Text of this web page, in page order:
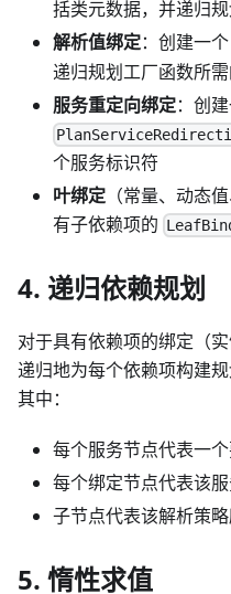
括类元数据，并递归
解析值绑定：创建一个
递归规划工厂函数所
服务重定向绑定：创
个服务标识符
叶绑定 （常量、动态
有子依赖项的
4. 递归依赖规划
对于具有依赖项的绑定（
递归地为每个依赖项构建
其中：
每个服务节点代表一
每个绑定节点代表该
子节点代表该解析策
5. 惰性求值